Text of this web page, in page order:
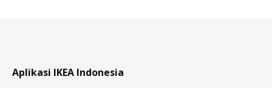
Aplikasi IKEA Indonesia